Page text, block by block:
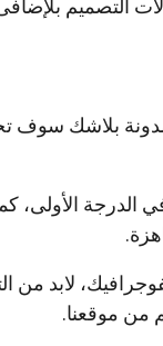
التصميم
بلاشك سوف
الدرجة الأولى،
لابد
موقعنا.